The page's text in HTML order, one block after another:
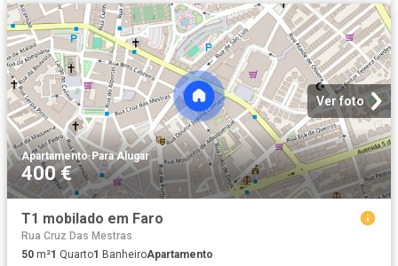
Ver foto
Apartamento·Para Alugar
400 €
T1 mobilado em Faro
Rua Cruz Das Mestras
50 m²1 Quarto1 BanheiroApartamento